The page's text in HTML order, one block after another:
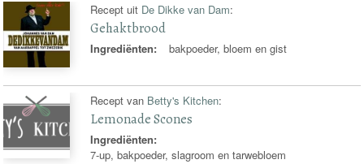
Recept uit De Dikke van Dam:
Gehaktbrood
Ingrediënten: bakpoeder, bloem en gist
Recept van Betty's Kitchen:
Lemonade Scones
Ingrediënten:
7-up, bakpoeder, slagroom en tarwebloem